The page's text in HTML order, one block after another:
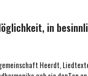
in
Heerdt,